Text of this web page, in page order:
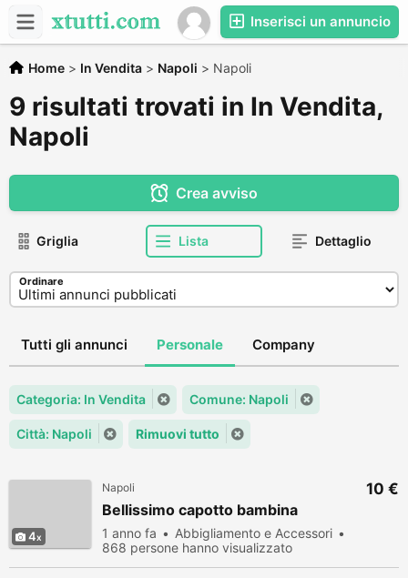
Inserisci un annuncio
Home > In Vendita > Napoli > Napoli
9 risultati trovati in In Vendita,
Napoli
Crea avviso
Griglia Lista Dettaglio
Ordinare
Tutti gli annunci Personale Company
Categoria: In Vendita Comune: Napoli
Città: Napoli Rimuovi tutto
4
Napoli
Bellissimo capotto bambina
1 anno fa
Abbigliamento e Accessori
868 persone hanno visualizzato
10 €